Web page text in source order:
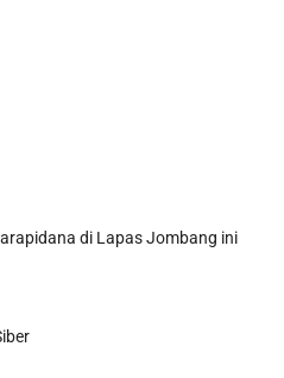
di Lapas Jombang ini